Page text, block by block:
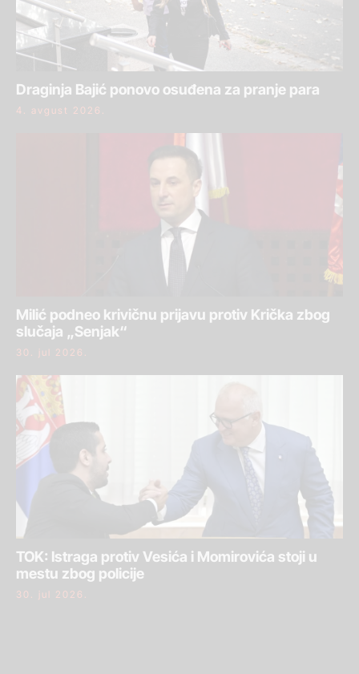
Draginja Bajić ponovo osuđena za pranje para
4. avgust 2026.
Milić podneo krivičnu prijavu protiv Krička zbog
slučaja „Senjak“
30. jul 2026.
TOK: Istraga protiv Vesića i Momirovića stoji u
mestu zbog policije
30. jul 2026.